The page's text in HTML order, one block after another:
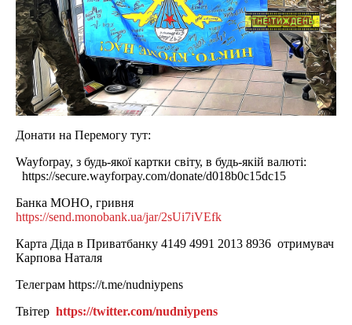
Донати на Перемогу тут:
Wayforpay, з будь-якої картки світу, в будь-якій валюті:
https://secure.wayforpay.com/donate/d018b0c15dc15
Банка МОНО, гривня
https://send.monobank.ua/jar/2sUi7iVEfk
Карта Діда в Приватбанку 4149 4991 2013 8936 отримувач
Карпова Наталя
Телеграм https://t.me/nudniypens
Твітер https://twitter.com/nudniypens